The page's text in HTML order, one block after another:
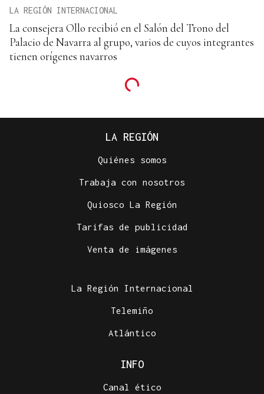
LA REGIÓN INTERNACIONAL
La consejera Ollo recibió en el Salón del Trono del
Palacio de Navarra al grupo, varios de cuyos integrantes
tienen orígenes navarros
LA REGIÓN
Quiénes somos
Trabaja con nosotros
Quiosco La Región
Tarifas de publicidad
Venta de imágenes
La Región Internacional
Telemiño
Atlántico
INFO
Canal ético